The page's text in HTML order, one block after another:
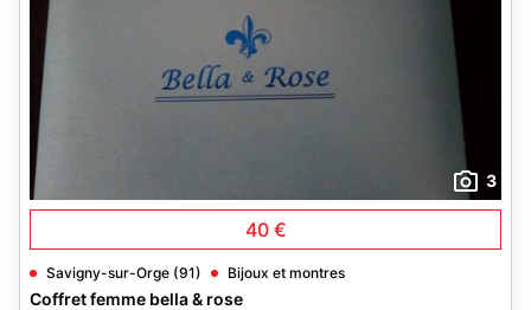
3
40 €
Savigny-sur-Orge (91) Bijoux et montres
Coffret femme bella & rose